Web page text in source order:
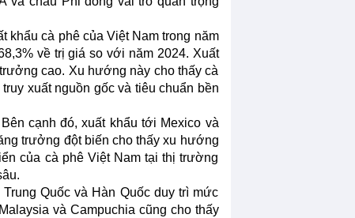
khẩu cà phê của Việt Nam trong năm
về trị giá so với năm 2024. Xuất
cao. Xu hướng này cho thấy cà
xuất nguồn gốc và tiêu chuẩn bền
cạnh đó, xuất khẩu tới Mexico và
trưởng đột biến cho thấy xu hướng
của cà phê Việt Nam tại thị trường
Quốc và Hàn Quốc duy trì mức
và Campuchia cũng cho thấy